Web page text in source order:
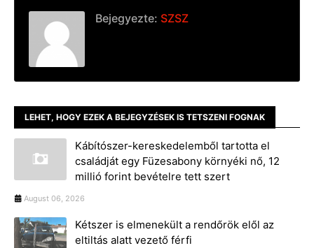
Bejegyezte: SZSZ
LEHET, HOGY EZEK A BEJEGYZÉSEK IS TETSZENI FOGNAK
Kábítószer-kereskedelemből tartotta el
családját egy Füzesabony környéki nő, 12
millió forint bevételre tett szert
August 06, 2026
Kétszer is elmenekült a rendőrök elől az
eltiltás alatt vezető férfi